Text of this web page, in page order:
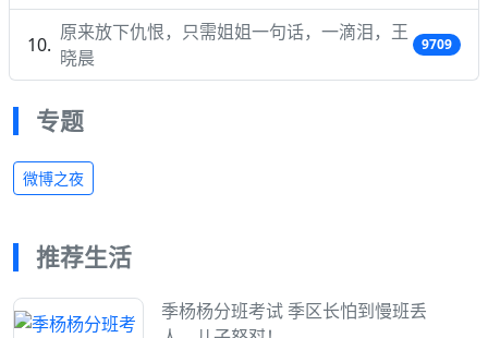
原来放下仇恨，只需姐姐一句话，一滴泪，王
晓晨
9709
专题
微博之夜
推荐生活
季杨杨分班考试 季区长怕到慢班丢